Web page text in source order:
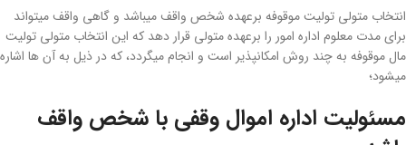
انتخاب متولی تولیت موقوفه برعهده­ شخص واقف می­باشد و گاهی واقف می­تواند
برای مدت معلوم اداره­ امور را برعهده­ متولی قرار دهد که این انتخاب متولی تولیت
مال موقوفه به ­چند روش امکان­پذیر است و انجام می­گردد، که در ذیل به آن ­ها اشاره
می­شود؛
مسئولیت اداره اموال وقفی با شخص واقف